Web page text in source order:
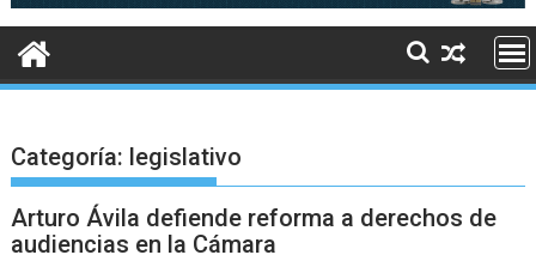
Categoría: legislativo
Arturo Ávila defiende reforma a derechos de
audiencias en la Cámara